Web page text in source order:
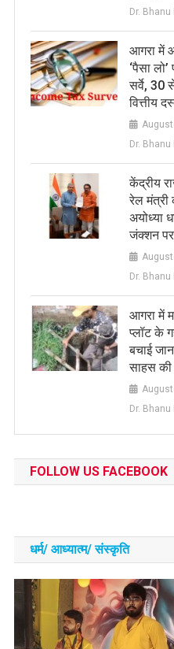
Dr. Bhanu
आगरा में
‘पैसा
सर्वे, 30
वित्तीय
Dr. Bhanu
केंद्रीय
रेल मंत्री
अयोध्या
जंक्शन पर
Dr. Bhanu
आगरा में
प्लॉट के
बचाई
साहस की
Dr. Bhanu
FOLLOW US FACEBOOK
धर्म/ आध्‍यात्‍म/ संस्‍कृति